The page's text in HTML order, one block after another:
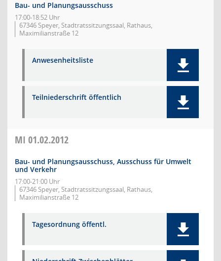
Bau- und Planungsausschuss
17:00-18:52 Uhr
67346 Speyer, Stadtratssitzungssaal, Rathaus,
Maximilianstraße 12
Anwesenheitsliste
Teilniederschrift öffentlich
MI 01.02.2012
Bau- und Planungsausschuss, Ausschuss für Umwelt
und Verkehr
17:00-21:00 Uhr
67346 Speyer, Stadtratssitzungssaal, Rathaus,
Maximilianstraße 12
Tagesordnung öffentl.